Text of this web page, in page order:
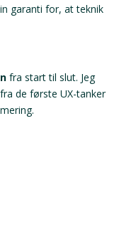
garanti for, at teknik
fra start til slut. Jeg
de første UX-tanker